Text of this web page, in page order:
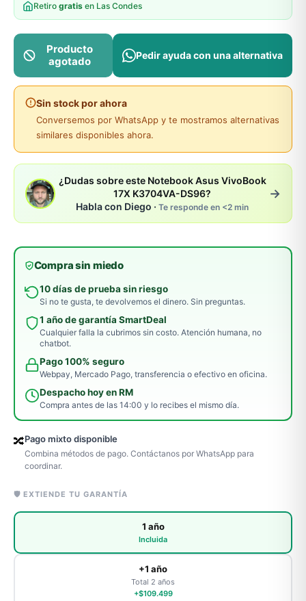
Retiro gratis en Las Condes
Producto
agotado
Pedir ayuda con una alternativa
Sin stock por ahora
Conversemos por WhatsApp y te mostramos alternativas
similares disponibles ahora.
¿Dudas sobre este Notebook Asus VivoBook
17X K3704VA-DS96?
Habla con Diego · Te responde en <2 min
→
Compra sin miedo
10 días de prueba sin riesgo
Si no te gusta, te devolvemos el dinero. Sin preguntas.
1 año de garantía SmartDeal
Cualquier falla la cubrimos sin costo. Atención humana, no
chatbot.
Pago 100% seguro
Webpay, Mercado Pago, transferencia o efectivo en oficina.
Despacho hoy en RM
Compra antes de las 14:00 y lo recibes el mismo día.
🔀Pago mixto disponible
Combina métodos de pago. Contáctanos por WhatsApp para
coordinar.
🛡️ EXTIENDE TU GARANTÍA
1 año
Incluida
+1 año
Total 2 años
+$109.499